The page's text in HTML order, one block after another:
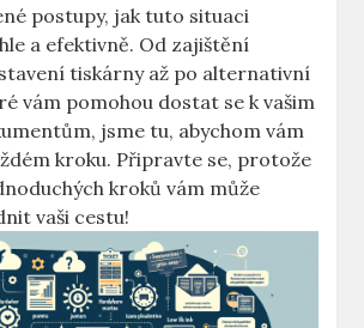
postupy, jak tuto situaci
a efektivně. Od zajištění
tiskárny až po alternativní
vám pomohou dostat se k vašim
jsme tu, abychom vám
kroku. Připravte se, protože
kroků vám může
vaši cestu!